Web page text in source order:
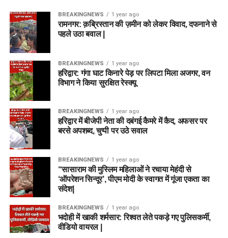
Hundred Official Website
और आधिकारिक ईसीबी स्पोर्ट्स पोर्टल्स पर अपडेट देखते रहें।
अस्वीकरण (Disclaimer)
यह लेख केवल शैक्षणिक और सूचनात्मक उद्देश्यों के लिए लिखा गया है।
फैंटेसी स्पोर्ट्स में वित्तीय जोखिम शामिल होता है। कृपया अपनी जिम्मेदारी
और जोखिम पर खेलें।
FOR MORE CRICKET PREDICTION VISIT HERE
Disclaimer & Final Thoughts
फैंटेसीक्रिकेट
का उपयोग करें। टॉस के बाद (3:00 PM IST) आधिकारिक प्लेइंग 11 की
घोषणा होने पर अपनी टीम में अंतिम बदलाव अवश्य करें।
निकालकर मैच का पासा पलट सकते हैं।
💡 LNS vs BPH Dream11 Team
Suggestions
🏆 Team 1: Small League / Head-
to-Head Combination (सुरक्षित टीम)
Joe Clarke, Lhuan-dre Pretorius
बल्लेबाज (BAT):Dewald Brevis, Will Smeed
ऑलराउंडर (ALL):Liam Livingstone (C), David Willey,
Rehan Ahmed (VC), James Coles
गेंदबाज (BOWL):
Currie
BREAKINGNEWS 1 year ago
रामनगर: क़ब्रिस्तान की ज़मीन को लेकर विवाद, दफनाने से
पहले उठा बवाल |
BREAKINGNEWS 1 year ago
हरिद्वार: गंगा घाट किनारे पेड़ पर लिपटा मिला अजगर, वन
विभाग ने किया सुरक्षित रेस्क्यू
BREAKINGNEWS 1 year ago
हरिद्वार में बीजेपी नेता की दबंगई कैमरे में कैद, अफसर पर
बरसे अपशब्द, चुप्पी पर उठे सवाल
BREAKINGNEWS 1 year ago
“सासाराम की मुस्लिम महिलाओं ने रचाया मेहंदी से
‘ऑपरेशन सिन्दूर’, पीएम मोदी के स्वागत में गूंजा एकता का
संदेश|
BREAKINGNEWS 1 year ago
भदोही में खाकी शर्मसार: रिश्वत लेते पकड़े गए पुलिसकर्मी,
वीडियो वायरल |